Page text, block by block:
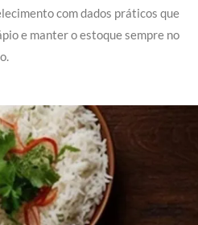
com dados práticos que
e manter o estoque sempre no